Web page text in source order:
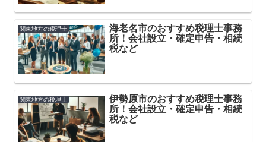
関東地方の税理士
海老名市のおすすめ税理士事務
所！会社設立・確定申告・相続
税など
関東地方の税理士
伊勢原市のおすすめ税理士事務
所！会社設立・確定申告・相続
税など